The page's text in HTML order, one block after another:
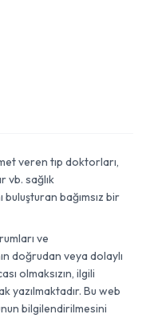
veren tıp doktorları,
vb. sağlık
bağımsız bir
ve
doğrudan veya dolaylı
olmaksızın, ilgili
yazılmaktadır. Bu web
bilgilendirilmesini